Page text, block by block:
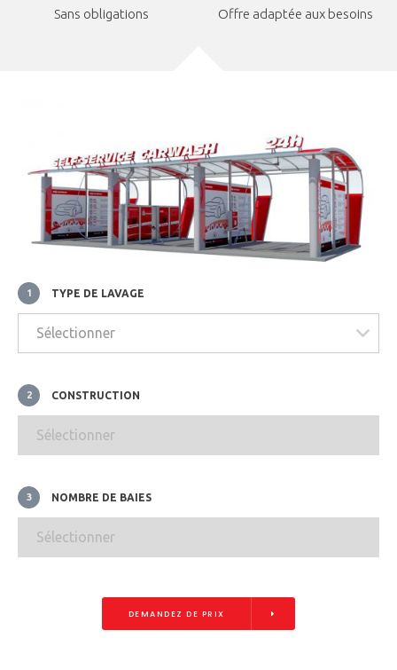
Sans obligations Offre adaptée aux besoins
1 TYPE DE LAVAGE
2 CONSTRUCTION
3 NOMBRE DE BAIES
DEMANDEZ DE PRIX